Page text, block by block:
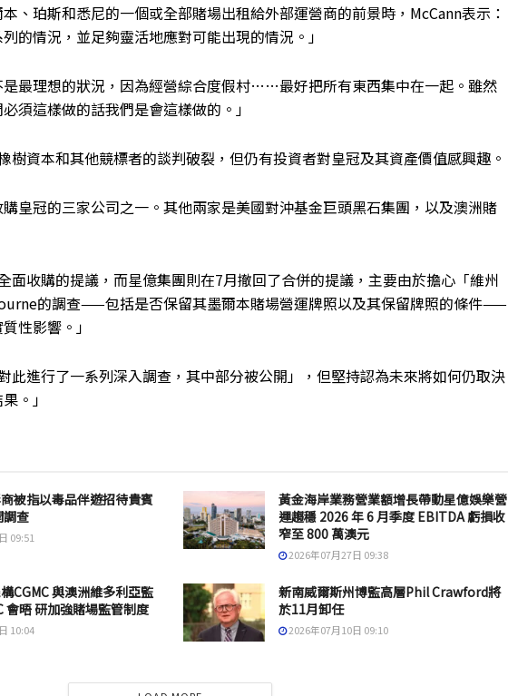
、珀斯和悉尼的一個或全部賭場出租給外部運營商的前景時，McCann表示：
的情況，並足夠靈活地應對可能出現的情況。」
最理想的狀況，因為經營綜合度假村……最好把所有東西集中在一起。雖然
須這樣做的話我們是會這樣做的。」
樹資本和其他競標者的談判破裂，但仍有投資者對皇冠及其資產價值感興趣。
皇冠的三家公司之一。其他兩家是美國對沖基金巨頭黑石集團，以及澳洲賭
面收購的提議，而星億集團則在7月撤回了合併的提議，主要由於擔心「維州
的調查——包括是否保留其墨爾本賭場營運牌照以及其保留牌照的條件——
性影響。」
此進行了一系列深入調查，其中部分被公開」，但堅持認為未來將如何仍取決
。」
被指以毒品伴遊招待貴賓
調查
09:51
黃金海岸業務營業額增長帶動星億娛樂營
運趨穩 2026 年 6 月季度 EBITDA 虧損收
窄至 800 萬澳元
2026年07月27日 09:38
CGMC 與澳洲維多利亞監
會晤 研加強賭場監管制度
10:04
新南威爾斯州博監高層Phil Crawford將
於11月卸任
2026年07月10日 09:10